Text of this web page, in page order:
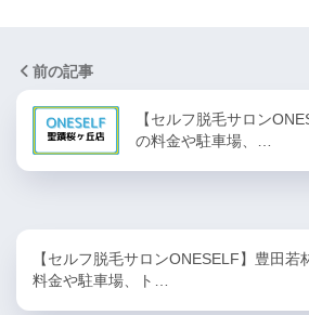
前の記事
【セルフ脱毛サロン
の料金や駐車場、…
【セルフ脱毛サロンONESELF】豊田若
料金や駐車場、ト…